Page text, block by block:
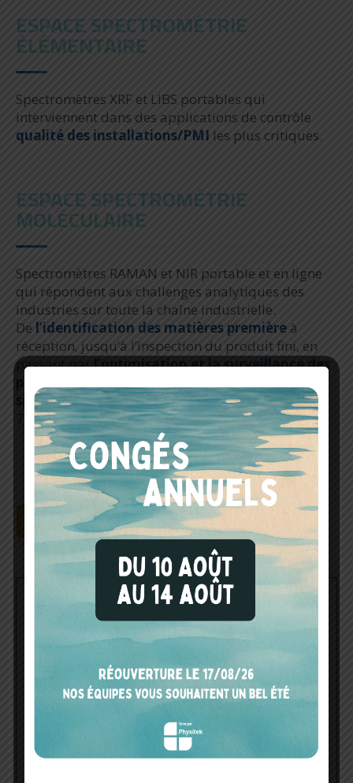
ESPACE SPECTROMÉTRIE
ÉLÉMENTAIRE
Spectromètres XRF et LIBS portables qui
interviennent dans des applications de contrôle
qualité des installations/PMI les plus critiques.
ESPACE SPECTROMÉTRIE
MOLÉCULAIRE
Spectromètres RAMAN et NIR portable et en ligne
qui répondent aux challenges analytiques des
industries sur toute la chaîne industrielle.
De l’identification des matières première à
réception, jusqu’à l’inspection du produit fini, en
passant parl’optimisation et la surveillance des
procédés de fabrication
spectromètres PAT(Process Analytical
Technologies).
Demander votre badge visiteur
LES PRODUITS PHYSITEK
DEVICES
DIAGNOSTIC IMMOBILIER
CONTRÔLE DES MATIÈRES